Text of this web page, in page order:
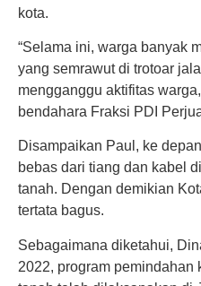
kota.
“Selama ini, warga banyak
yang semrawut di trotoar
mengganggu aktifitas
bendahara Fraksi PDI
Disampaikan Paul, ke
bebas dari tiang dan kabel
tanah. Dengan demikian
tertata bagus.
Sebagaimana diketahui,
2022, program pemindahan